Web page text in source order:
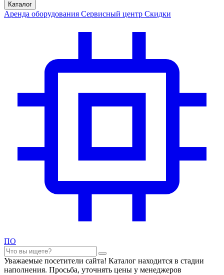
Каталог
Аренда оборудования Сервисный центр Скидки
ПО
Уважаемые посетители сайта! Каталог находится в стадии
наполнения. Просьба, уточнять цены у менеджеров